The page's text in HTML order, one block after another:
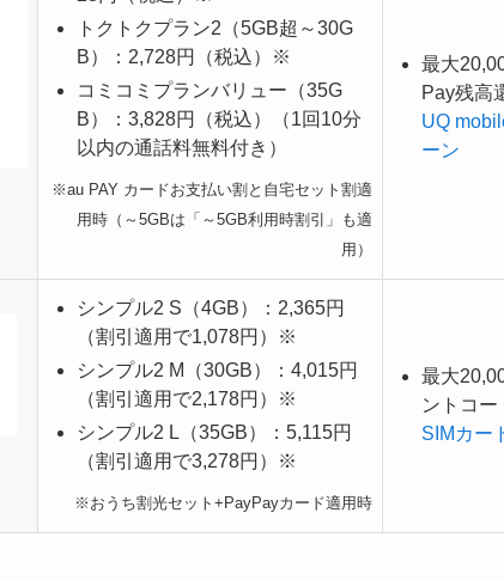
トクトクプラン2（5GB超～30G
B）：2,728円（税込）※
コミコミプランバリュー（35G
B）：3,828円（税込）（1回10分
以内の通話料無料付き）
※au PAY カードお支払い割と自宅セット割適
用時（～5GBは「～5GB利用時割引」も適
用）
最大
Pay残高
UQ
ーン
シンプル2 S（4GB）：2,365円
（割引適用で1,078円）※
シンプル2 M（30GB）：4,015円
（割引適用で2,178円）※
シンプル2 L（35GB）：5,115円
（割引適用で3,278円）※
※おうち割光セット+PayPayカード適用時
最大
ントコー
SIMカー